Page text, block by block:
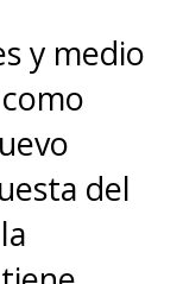
y medio
del